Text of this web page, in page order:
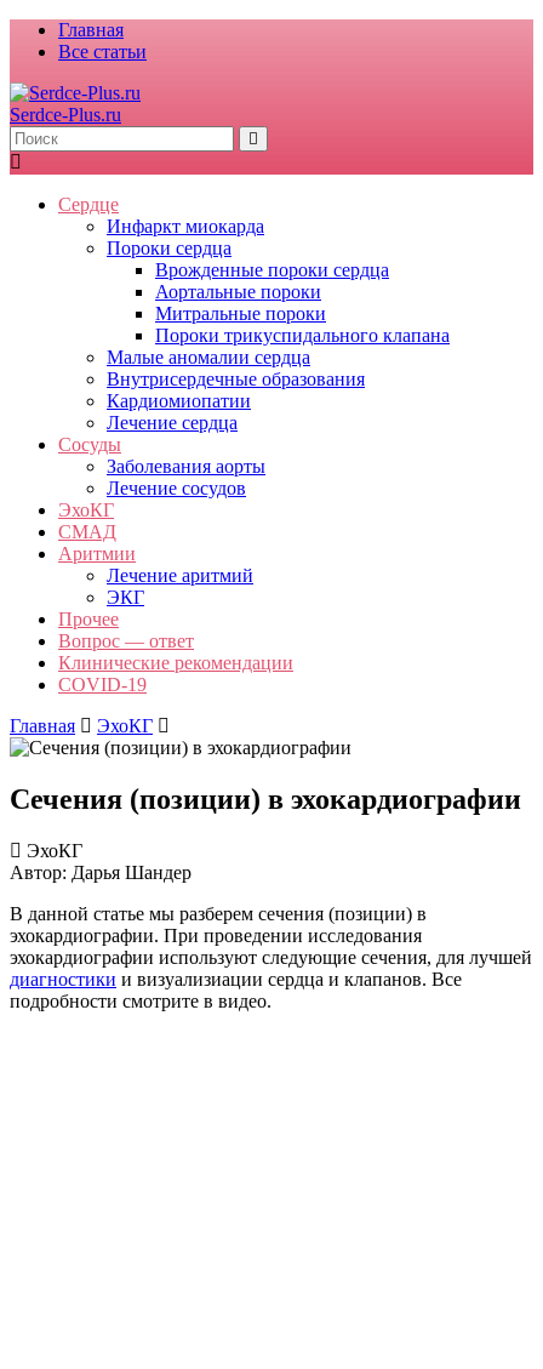
Главная
Все статьи
Serdce-Plus.ru
Сердце
Инфаркт миокарда
Пороки сердца
Врожденные пороки сердца
Аортальные пороки
Митральные пороки
Пороки трикуспидального клапана
Малые аномалии сердца
Внутрисердечные образования
Кардиомиопатии
Лечение сердца
Сосуды
Заболевания аорты
Лечение сосудов
ЭхоКГ
СМАД
Аритмии
Лечение аритмий
ЭКГ
Прочее
Вопрос — ответ
Клинические рекомендации
COVID-19
Главная
ЭхоКГ
Сечения (позиции) в эхокардиографии
ЭхоКГ
Автор: Дарья Шандер
В данной статье мы разберем сечения (позиции) в
эхокардиографии. При проведении исследования
эхокардиографии используют следующие сечения, для лучшей
диагностики и визуализиации сердца и клапанов. Все
подробности смотрите в видео.